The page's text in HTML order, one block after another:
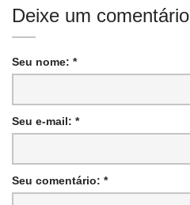
Deixe um comentário
Seu nome: *
Seu e-mail: *
Seu comentário: *